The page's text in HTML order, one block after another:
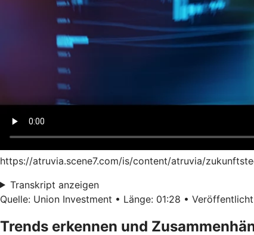
https://atruvia.scene7.com/is/content/atruvia/
Transkript anzeigen
Quelle: Union Investment • Länge: 01:28 •
Trends erkennen und